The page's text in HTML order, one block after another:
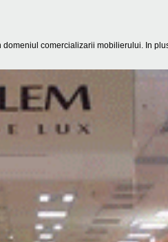
comercializarii mobilierului. In